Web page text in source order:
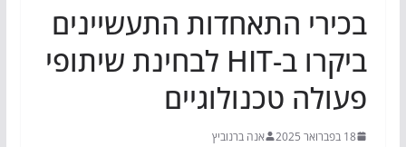
בכירי התאחדות התעשיינים
ביקרו ב-HIT לבחינת שיתופי
פעולה טכנולוגיים
18 בפברואר 2025 אנה ברנוביץ